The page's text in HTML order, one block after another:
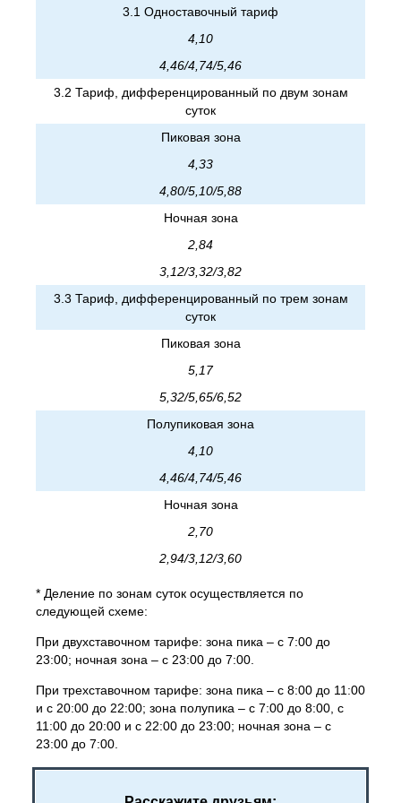
3.1 Одноставочный тариф
4,10
4,46/4,74/5,46
3.2 Тариф, дифференцированный по двум зонам
суток
Пиковая зона
4,33
4,80/5,10/5,88
Ночная зона
2,84
3,12/3,32/3,82
3.3 Тариф, дифференцированный по трем зонам
суток
Пиковая зона
5,17
5,32/5,65/6,52
Полупиковая зона
4,10
4,46/4,74/5,46
Ночная зона
2,70
2,94/3,12/3,60
* Деление по зонам суток осуществляется по
следующей схеме:
При двухставочном тарифе: зона пика – с 7:00 до
23:00; ночная зона – с 23:00 до 7:00.
При трехставочном тарифе: зона пика – с 8:00 до 11:00
и с 20:00 до 22:00; зона полупика – с 7:00 до 8:00, с
11:00 до 20:00 и с 22:00 до 23:00; ночная зона – с
23:00 до 7:00.